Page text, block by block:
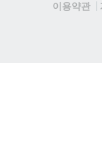
이용약관